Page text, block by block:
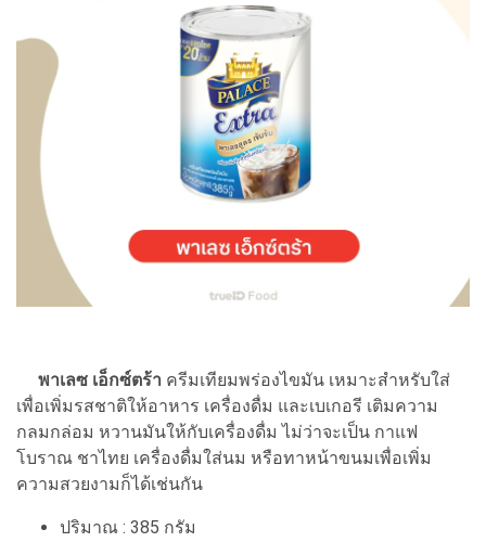
พาเลซ เอ็กซ์ตร้า ครีมเทียมพร่องไขมัน เหมาะสำหรับใส่
เพื่อเพิ่มรสชาติให้อาหาร เครื่องดื่ม และเบเกอรี เติมความ
กลมกล่อม หวานมันให้กับเครื่องดื่ม ไม่ว่าจะเป็น กาแฟ
โบราณ ชาไทย เครื่องดื่มใส่นม หรือทาหน้าขนมเพื่อเพิ่ม
ความสวยงามก็ได้เช่นกัน
ปริมาณ : 385 กรัม